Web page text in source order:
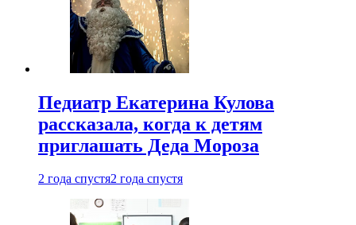
Педиатр Екатерина Кулова
рассказала, когда к детям
приглашать Деда Мороза
2 года спустя2 года спустя